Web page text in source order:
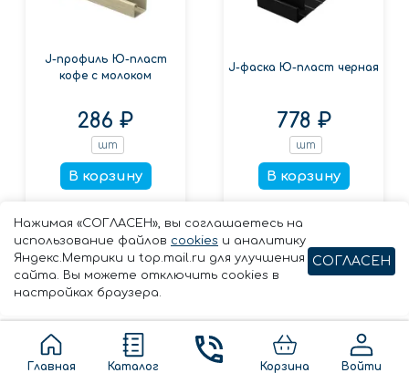
J-профиль Ю-пласт
кофе с молоком
286 ₽
шт
В корзину
J-фаска Ю-пласт черная
778 ₽
шт
В корзину
Нажимая «СОГЛАСЕН», вы соглашаетесь на
использование файлов cookies и аналитику
Яндекс.Метрики и top.mail.ru для улучшения
сайта. Вы можете отключить cookies в
настройках браузера.
СОГЛАСЕН
Главная Каталог Корзина Войти